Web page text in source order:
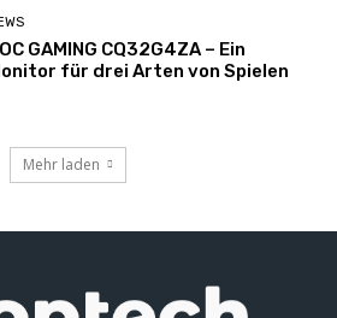
GAMING CQ32G4ZA – Ein
für drei Arten von Spielen
Mehr laden